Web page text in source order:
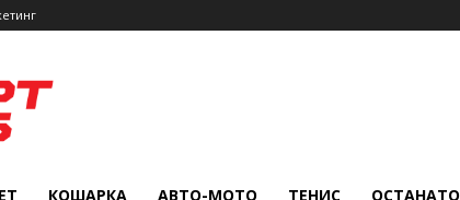
КОШАРКА АВТО-МОТО ТЕНИС ОСТАНАТО